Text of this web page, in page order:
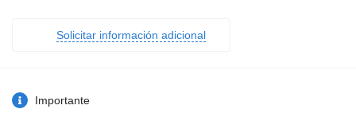
Solicitar información adicional
Importante